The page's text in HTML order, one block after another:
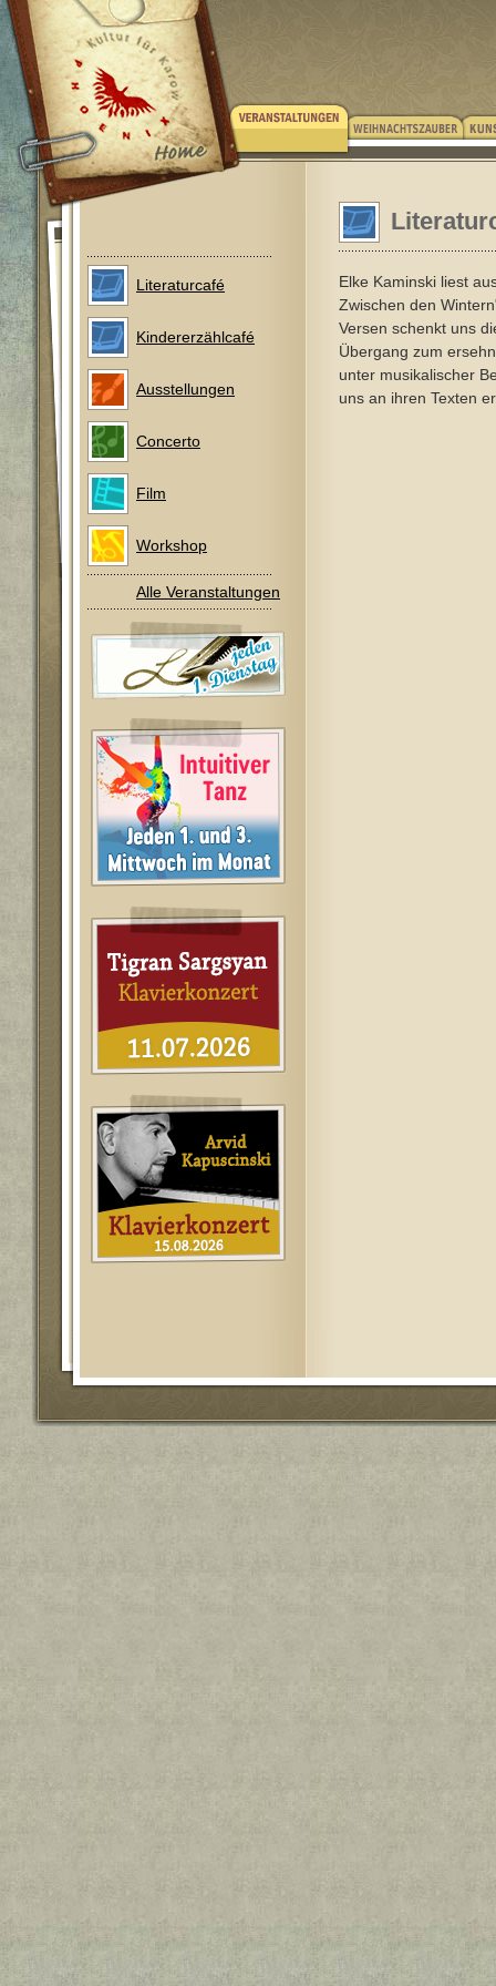
Literaturcafé
Kindererzählcafé
Ausstellungen
Concerto
Film
Workshop
Alle Veranstaltungen
Elke Kaminski liest
Zwischen den
Versen schenkt uns
Übergang zum
unter musikalischer
uns an ihren Texten